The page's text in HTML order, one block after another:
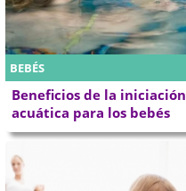
BEBÉS
Beneficios de la iniciación
acuática para los bebés